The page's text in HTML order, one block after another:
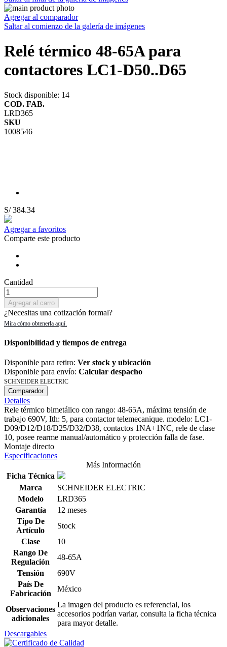
Agregar al comparador
Saltar al comienzo de la galería de imágenes
Relé térmico 48-65A para
contactores LC1-D50..D65
Stock disponible: 14
COD. FAB.
LRD365
SKU
1008546
S/ 384.34
Agregar a favoritos
Comparte este producto
Cantidad
Agregar al carro
¿Necesitas una cotización formal?
Disponibilidad y tiempos de entrega
Disponible para retiro: Ver stock y ubicación
Disponible para envío: Calcular despacho
SCHNEIDER ELECTRIC
Comparador
Detalles
Rele térmico bimetálico con rango: 48-65A, máxima tensión de
trabajo 690V, Ith: 5, para contactor telemecanique. modelo: LC1-
D09/D12/D18/D25/D32/D38, contactos 1NA+1NC, rele de clase
10, posee rearme manual/automático y protección falla de fase.
Montaje directo
Especificaciones
Más Información
Ficha Técnica
Marca
SCHNEIDER ELECTRIC
Modelo
LRD365
Garantía
12 meses
Tipo De
Artículo
Stock
Clase
10
Rango De
Regulación
48-65A
Tensión
690V
País De
Fabricación
México
Observaciones
adicionales
La imagen del producto es referencial, los
accesorios podrían variar, consulta la ficha técnica
para mayor detalle.
Descargables